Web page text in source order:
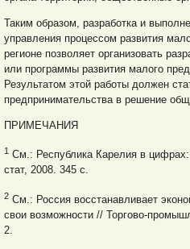
Таким образом, разработка и
управления процессом развития
регионе позволяет организовать
или программы развития малого
Результатом этой работы должен
предпринимательства в решение
ПРИМЕЧАНИЯ
1 См.: Республика Карелия в
стат, 2008. 345 с.
2 См.: Россия восстанавливает
свои возможности // Торгово-
2.